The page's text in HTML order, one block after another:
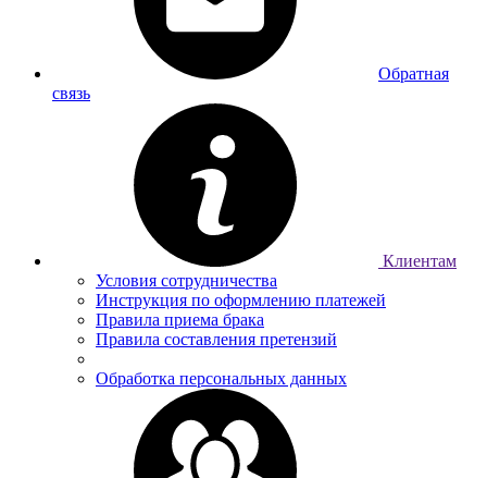
Обратная
связь
Клиентам
Условия сотрудничества
Инструкция по оформлению платежей
Правила приема брака
Правила составления претензий
Обработка персональных данных